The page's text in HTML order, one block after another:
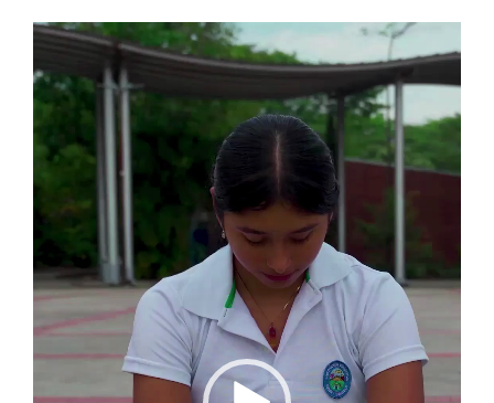
Reproductor
vídeo